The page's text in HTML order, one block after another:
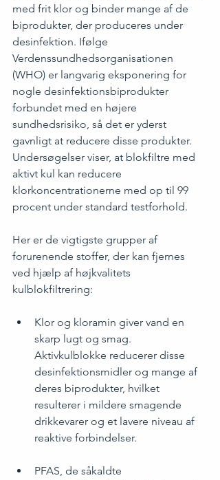
med frit klor og binder mange af de
biprodukter, der produceres under
desinfektion. Ifølge
Verdenssundhedsorganisationen
(WHO) er langvarig eksponering for
nogle desinfektionsbiprodukter
forbundet med en højere
sundhedsrisiko, så det er yderst
gavnligt at reducere disse produkter.
Undersøgelser viser, at blokfiltre med
aktivt kul kan reducere
klorkoncentrationerne med op til 99
procent under standard testforhold.
Her er de vigtigste grupper af
forurenende stoffer, der kan fjernes
ved hjælp af højkvalitets
kulblokfiltrering:
Klor og kloramin giver vand en
skarp lugt og smag.
Aktivkulblokke reducerer disse
desinfektionsmidler og mange af
deres biprodukter, hvilket
resulterer i mildere smagende
drikkevarer og et lavere niveau af
reaktive forbindelser.
PFAS, de såkaldte